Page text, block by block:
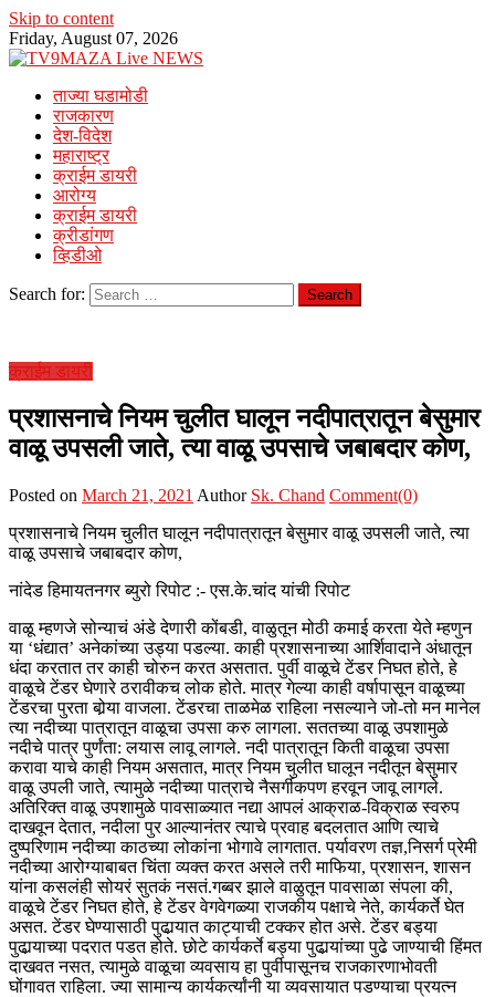
Skip to content
Friday, August 07, 2026
ताज्या घडामोडी
राजकारण
देश-विदेश
महाराष्ट्र
क्राईम डायरी
आरोग्य
क्राईम डायरी
क्रीडांगण
व्हिडीओ
Search for:
क्राईम डायरी
प्रशासनाचे नियम चुलीत घालून नदीपात्रातून बेसुमार
वाळू उपसली जाते, त्या वाळू उपसाचे जबाबदार कोण,
Posted on March 21, 2021 Author Sk. Chand Comment(0)
प्रशासनाचे नियम चुलीत घालून नदीपात्रातून बेसुमार वाळू उपसली जाते, त्या
वाळू उपसाचे जबाबदार कोण,
नांदेड हिमायतनगर ब्युरो रिपोट :- एस.के.चांद यांची रिपोट
वाळू म्हणजे सोन्याचं अंडे देणारी कोंबडी, वाळुतून मोठी कमाई करता येते म्हणुन
या ‘धंद्यात’ अनेकांच्या उड्या पडल्या. काही प्रशासनाच्या आर्शिवादाने अंधातून
धंदा करतात तर काही चोरुन करत असतात. पुर्वी वाळूचे टेंडर निघत होते, हे
वाळूचे टेंडर घेणारे ठरावीकच लोक होते. मात्र गेल्या काही वर्षापासून वाळूच्या
टेंडरचा पुरता बोर्‍या वाजला. टेंडरचा ताळमेळ राहिला नसल्याने जो-तो मन मानेल
त्या नदीच्या पात्रातून वाळूचा उपसा करु लागला. सततच्या वाळू उपशामुळे
नदीचे पात्र पुर्णंता: लयास लावू लागले. नदी पात्रातून किती वाळूचा उपसा
करावा याचे काही नियम असतात, मात्र नियम चुलीत घालून नदीतून बेसुमार
वाळू उपली जाते, त्यामुळे नदीच्या पात्राचे नैसर्गीकपण हरवून जावू लागले.
अतिरिक्त वाळू उपशामुळे पावसाळ्यात नद्या आपलं आक्राळ-विक्राळ स्वरुप
दाखवून देतात, नदीला पुर आल्यानंतर त्याचे प्रवाह बदलतात आणि त्याचे
दुष्परिणाम नदीच्या काठच्या लोकांना भोगावे लागतात. पर्यावरण तज्ञ,निसर्ग प्रेमी
नदीच्या आरोग्याबाबत चिंता व्यक्त करत असले तरी माफिया, प्रशासन, शासन
यांना कसलंही सोयरं सुतकं नसतं.गब्बर झाले वाळुतून पावसाळा संपला की,
वाळूचे टेंडर निघत होते, हे टेंडर वेगवेगळ्या राजकीय पक्षाचे नेते, कार्यकर्ते घेत
असत. टेंडर घेण्यासाठी पुढार्‍यात काट्याची टक्कर होत असे. टेंडर बड्या
पुढार्‍याच्या पदरात पडत होते. छोटे कार्यकर्ते बड्या पुढार्‍यांच्या पुढे जाण्याची हिंमत
दाखवत नसत, त्यामुळे वाळूचा व्यवसाय हा पुर्वीपासूनच राजकारणाभोवती
घोंगावत राहिला. ज्या सामान्य कार्यकर्त्यांनी या व्यवसायात पडण्याचा प्रयत्न